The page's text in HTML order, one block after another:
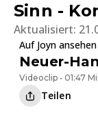
Sinn -
Aktualisiert:
Auf Joyn ansehen
Neuer-
Videoclip • 01:47
Teilen